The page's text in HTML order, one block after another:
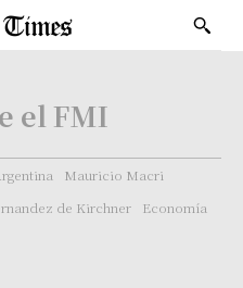
el FMI
Mauricio Macri
de Kirchner
Economía